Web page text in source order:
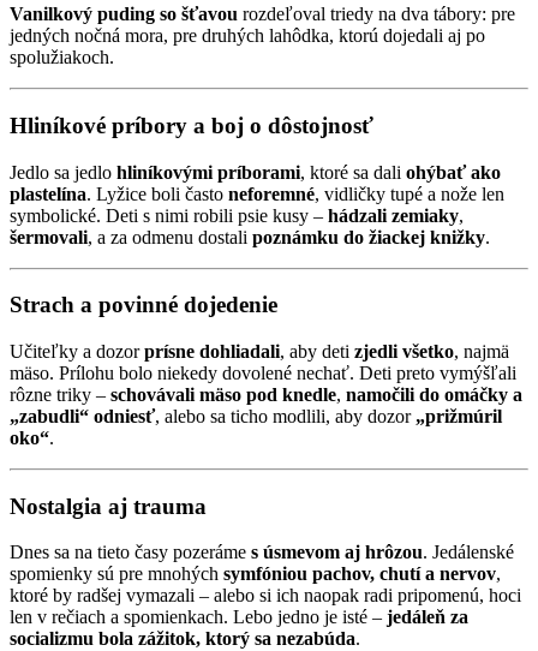
Vanilkový puding so šťavou rozdeľoval triedy na dva tábory: pre
jedných nočná mora, pre druhých lahôdka, ktorú dojedali aj po
spolužiakoch.
Hliníkové príbory a boj o dôstojnosť
Jedlo sa jedlo hliníkovými príborami, ktoré sa dali ohýbať ako
plastelína. Lyžice boli často neforemné, vidličky tupé a nože len
symbolické. Deti s nimi robili psie kusy – hádzali zemiaky,
šermovali, a za odmenu dostali poznámku do žiackej knižky.
Strach a povinné dojedenie
Učiteľky a dozorprísne dohliadali, aby deti zjedli všetko, najmä
mäso. Prílohu bolo niekedy dovolené nechať. Deti preto vymýšľali
rôzne triky – schovávali mäso pod knedle, namočili do omáčky a
„zabudli“ odniesť, alebo sa ticho modlili, aby dozor „prižmúril
oko“.
Nostalgia aj trauma
Dnes sa na tieto časy pozeráme s úsmevom aj hrôzou. Jedálenské
spomienky sú pre mnohých symfóniou pachov, chutí a nervov,
ktoré by radšej vymazali – alebo si ich naopak radi pripomenú, hoci
len v rečiach a spomienkach. Lebo jedno je isté – jedáleň za
socializmu bola zážitok, ktorý sa nezabúda.